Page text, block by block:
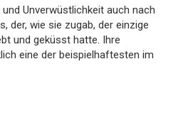
Unverwüstlichkeit auch nach
der, wie sie zugab, der einzige
und geküsst hatte. Ihre
eine der beispielhaftesten im